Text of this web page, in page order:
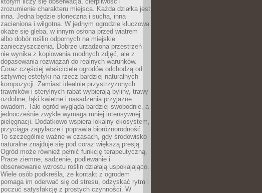
zrozumienie charakteru miejsca. Każda działka jest
inna. Jedna będzie słoneczna i sucha, inna
zacieniona i wilgotna. W jednym ogrodzie kluczowa
okaże się gleba, w innym osłona przed wiatrem
albo dobór roślin odpornych na miejskie
zanieczyszczenia. Dobrze urządzona przestrzeń
nie wynika z kopiowania modnych zdjęć, ale z
dopasowania rozwiązań do realnych warunków.
Coraz częściej właściciele ogrodów odchodzą od
sztywnej estetyki na rzecz bardziej naturalnych
kompozycji. Zamiast idealnie przystrzyżonych
trawników i sterylnych rabat wybierają byliny, trawy
ozdobne, łąki kwietne i nasadzenia przyjazne
owadom. Taki ogród wygląda bardziej swobodnie, a
jednocześnie zwykle wymaga mniej intensywnej
pielęgnacji. Dodatkowo wspiera lokalny ekosystem,
przyciąga zapylacze i poprawia bioróżnorodność.
To szczególnie ważne w czasach, gdy środowisko
naturalne znajduje się pod coraz większą presją.
Ogród może również pełnić funkcję terapeutyczną.
Prace ziemne, sadzenie, podlewanie i
obserwowanie wzrostu roślin działają uspokajająco.
Wiele osób podkreśla, że kontakt z ogrodem
pomaga im oderwać się od stresu, odzyskać rytm i
poczuć satysfakcję z prostych czynności. W